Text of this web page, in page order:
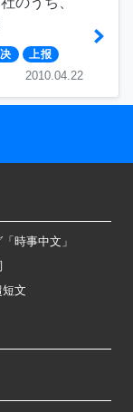
上报
2010.04.22
時事中文」
文